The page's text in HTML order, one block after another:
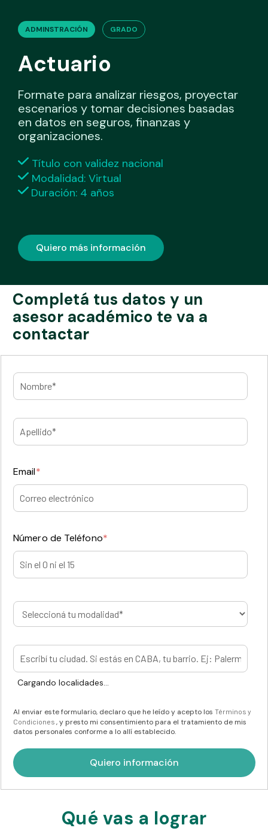
ADMINSTRACIÓN GRADO
Actuario
Formate para analizar riesgos, proyectar
escenarios y tomar decisiones basadas
en datos en seguros, finanzas y
organizaciones.
Título con validez nacional
Modalidad: Virtual
Duración: 4 años
Quiero más información
Completá tus datos y un
asesor académico te va a
contactar
Email*
Número de Teléfono*
Cargando localidades...
Al enviar este formulario, declaro que he leído y acepto los Términos y
Condiciones , y presto mi consentimiento para el tratamiento de mis
datos personales conforme a lo allí establecido.
Qué vas a lograr